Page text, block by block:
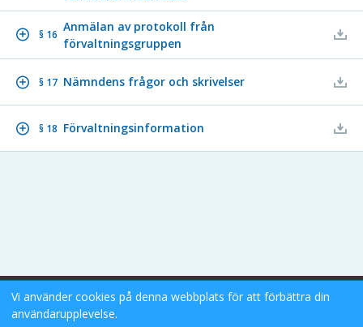
§ 16
Anmälan av protokoll från
förvaltningsgruppen
§ 17 Nämndens frågor och skrivelser
§ 18 Förvaltningsinformation
Stockholms Stad eDok Meetings
Vi använder cookies på denna webbplats för att förbättra din
användarupplevelse.